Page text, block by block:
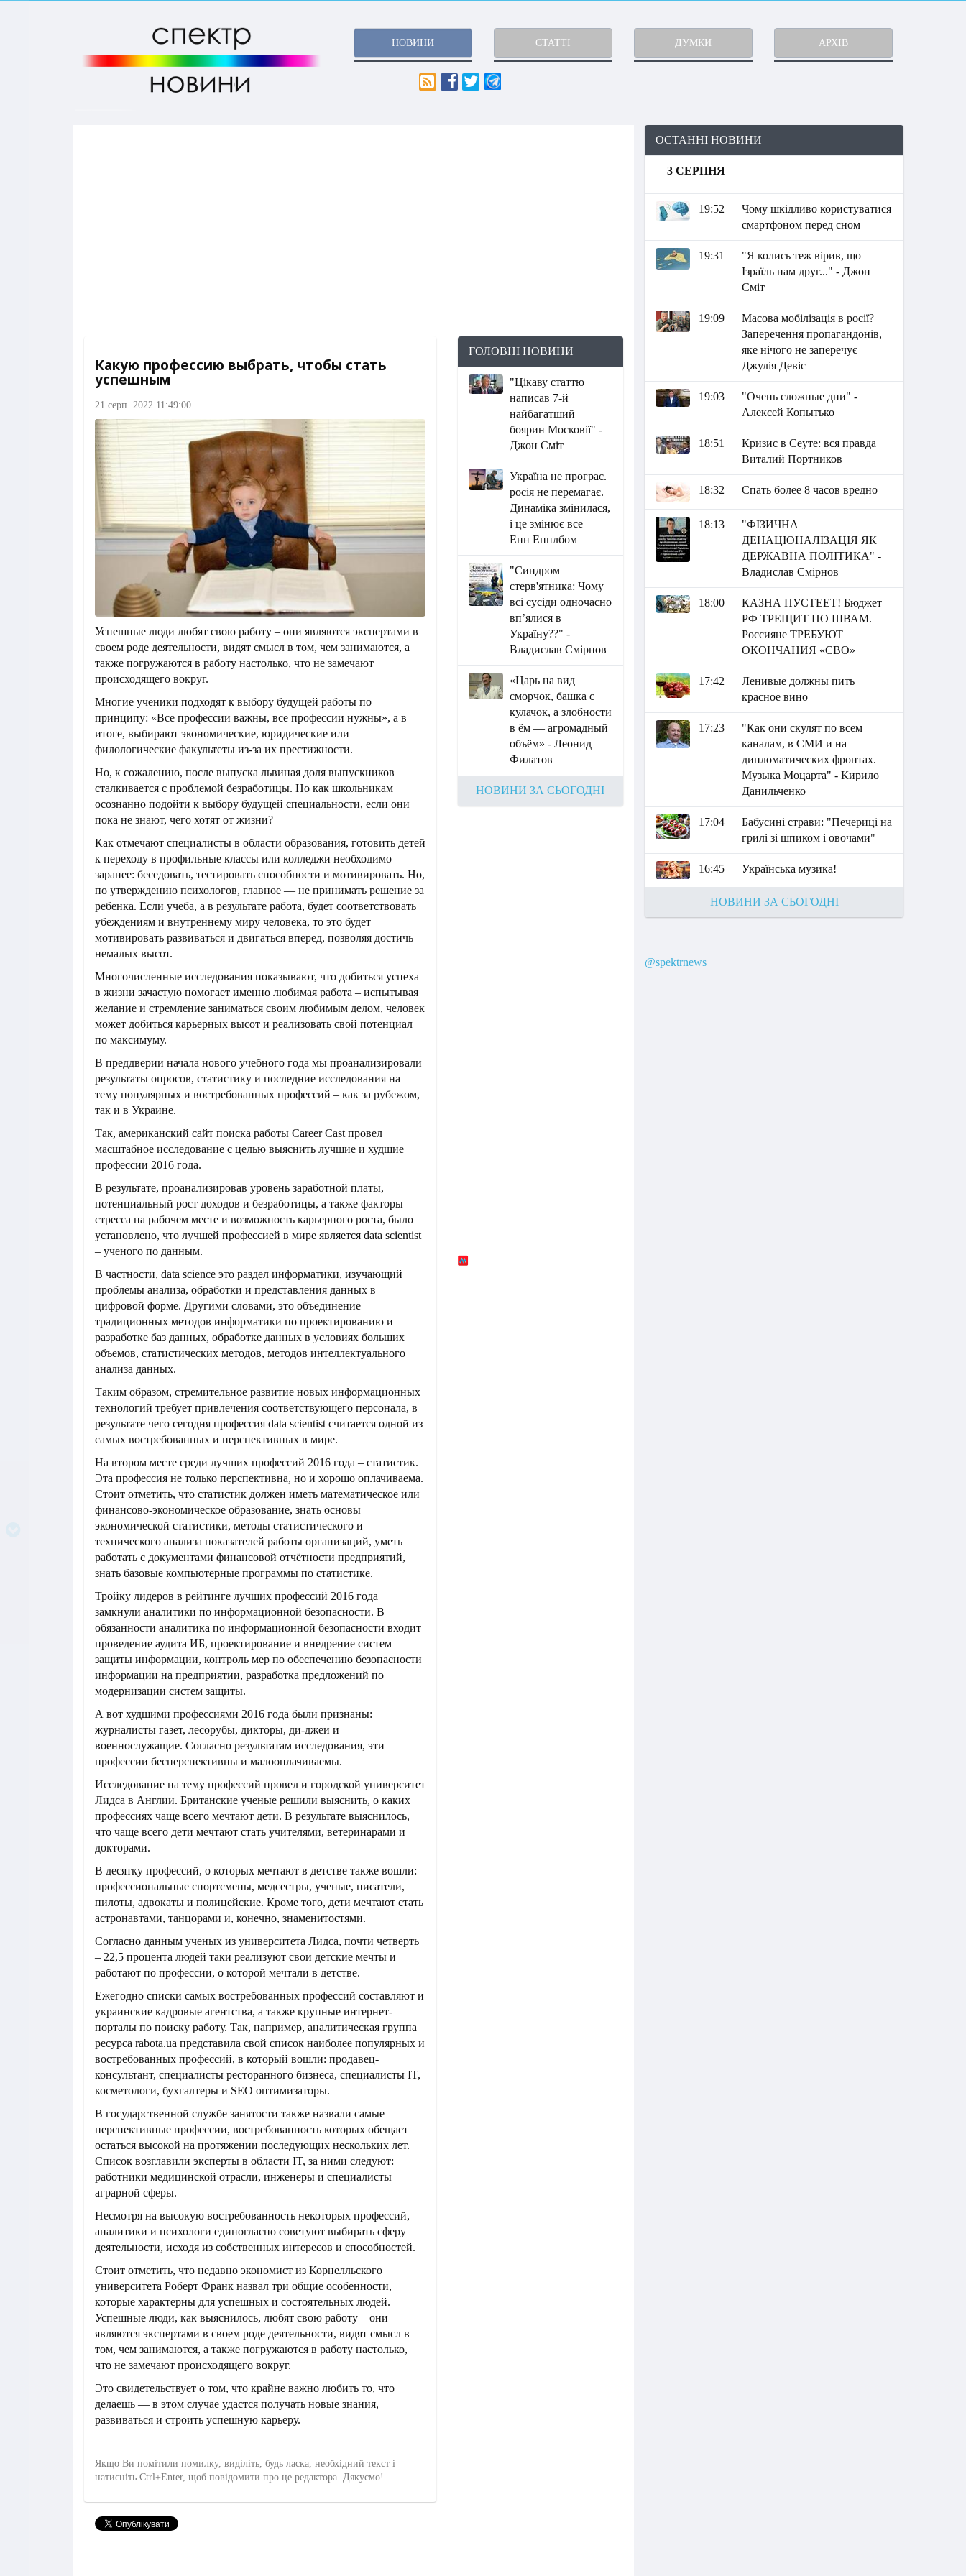
НОВИНИ СТАТТІ ДУМКИ АРХІВ
Какую профессию выбрать, чтобы стать
успешным
21 серп. 2022 11:49:00
Успешные люди любят свою работу – они являются экспертами в
своем роде деятельности, видят смысл в том, чем занимаются, а
также погружаются в работу настолько, что не замечают
происходящего вокруг.
Многие ученики подходят к выбору будущей работы по
принципу: «Все профессии важны, все профессии нужны», а в
итоге, выбирают экономические, юридические или
филологические факультеты из-за их престижности.
Но, к сожалению, после выпуска львиная доля выпускников
сталкивается с проблемой безработицы. Но как школьникам
осознанно подойти к выбору будущей специальности, если они
пока не знают, чего хотят от жизни?
Как отмечают специалисты в области образования, готовить детей
к переходу в профильные классы или колледжи необходимо
заранее: беседовать, тестировать способности и мотивировать. Но,
по утверждению психологов, главное — не принимать решение за
ребенка. Если учеба, а в результате работа, будет соответствовать
убеждениям и внутреннему миру человека, то это будет
мотивировать развиваться и двигаться вперед, позволяя достичь
немалых высот.
Многочисленные исследования показывают, что добиться успеха
в жизни зачастую помогает именно любимая работа – испытывая
желание и стремление заниматься своим любимым делом, человек
может добиться карьерных высот и реализовать свой потенциал
по максимуму.
В преддверии начала нового учебного года мы проанализировали
результаты опросов, статистику и последние исследования на
тему популярных и востребованных профессий – как за рубежом,
так и в Украине.
Так, американский сайт поиска работы Career Cast провел
масштабное исследование с целью выяснить лучшие и худшие
профессии 2016 года.
В результате, проанализировав уровень заработной платы,
потенциальный рост доходов и безработицы, а также факторы
стресса на рабочем месте и возможность карьерного роста, было
установлено, что лучшей профессией в мире является data scientist
– ученого по данным.
В частности, data science это раздел информатики, изучающий
проблемы анализа, обработки и представления данных в
цифровой форме. Другими словами, это объединение
традиционных методов информатики по проектированию и
разработке баз данных, обработке данных в условиях больших
объемов, статистических методов, методов интеллектуального
анализа данных.
Таким образом, стремительное развитие новых информационных
технологий требует привлечения соответствующего персонала, в
результате чего сегодня профессия data scientist считается одной из
самых востребованных и перспективных в мире.
На втором месте среди лучших профессий 2016 года – статистик.
Эта профессия не только перспективна, но и хорошо оплачиваема.
Стоит отметить, что статистик должен иметь математическое или
финансово-экономическое образование, знать основы
экономической статистики, методы статистического и
технического анализа показателей работы организаций, уметь
работать с документами финансовой отчётности предприятий,
знать базовые компьютерные программы по статистике.
Тройку лидеров в рейтинге лучших профессий 2016 года
замкнули аналитики по информационной безопасности. В
обязанности аналитика по информационной безопасности входит
проведение аудита ИБ, проектирование и внедрение систем
защиты информации, контроль мер по обеспечению безопасности
информации на предприятии, разработка предложений по
модернизации систем защиты.
А вот худшими профессиями 2016 года были признаны:
журналисты газет, лесорубы, дикторы, ди-джеи и
военнослужащие. Согласно результатам исследования, эти
профессии бесперспективны и малооплачиваемы.
Исследование на тему профессий провел и городской университет
Лидса в Англии. Британские ученые решили выяснить, о каких
профессиях чаще всего мечтают дети. В результате выяснилось,
что чаще всего дети мечтают стать учителями, ветеринарами и
докторами.
В десятку профессий, о которых мечтают в детстве также вошли:
профессиональные спортсмены, медсестры, ученые, писатели,
пилоты, адвокаты и полицейские. Кроме того, дети мечтают стать
астронавтами, танцорами и, конечно, знаменитостями.
Согласно данным ученых из университета Лидса, почти четверть
– 22,5 процента людей таки реализуют свои детские мечты и
работают по профессии, о которой мечтали в детстве.
Ежегодно списки самых востребованных профессий составляют и
украинские кадровые агентства, а также крупные интернет-
порталы по поиску работу. Так, например, аналитическая группа
ресурса rabota.ua представила свой список наиболее популярных и
востребованных профессий, в который вошли: продавец-
консультант, специалисты ресторанного бизнеса, специалисты IT,
косметологи, бухгалтеры и SEO оптимизаторы.
В государственной службе занятости также назвали самые
перспективные профессии, востребованность которых обещает
остаться высокой на протяжении последующих нескольких лет.
Список возглавили эксперты в области IT, за ними следуют:
работники медицинской отрасли, инженеры и специалисты
аграрной сферы.
Несмотря на высокую востребованность некоторых профессий,
аналитики и психологи единогласно советуют выбирать сферу
деятельности, исходя из собственных интересов и способностей.
Стоит отметить, что недавно экономист из Корнелльского
университета Роберт Франк назвал три общие особенности,
которые характерны для успешных и состоятельных людей.
Успешные люди, как выяснилось, любят свою работу – они
являются экспертами в своем роде деятельности, видят смысл в
том, чем занимаются, а также погружаются в работу настолько,
что не замечают происходящего вокруг.
Это свидетельствует о том, что крайне важно любить то, что
делаешь — в этом случае удастся получать новые знания,
развиваться и строить успешную карьеру.
Якщо Ви помітили помилку, виділіть, будь ласка, необхідний текст і
натисніть Ctrl+Enter, щоб повідомити про це редактора. Дякуємо!
ГОЛОВНІ НОВИНИ
"Цікаву статтю
написав 7-й
найбагатший
боярин Московії" -
Джон Сміт
Україна не програє.
росія не перемагає.
Динаміка змінилася,
і це змінює все –
Енн Епплбом
"Синдром
стерв'ятника: Чому
всі сусіди одночасно
вп’ялися в
Україну??" -
Владислав Смірнов
«Царь на вид
сморчок, башка с
кулачок, а злобности
в ём — агромадный
объём» - Леонид
Филатов
НОВИНИ ЗА СЬОГОДНІ
ОСТАННІ НОВИНИ
3 СЕРПНЯ
19:52
Чому шкідливо користуватися
смартфоном перед сном
19:31
"Я колись теж вірив, що
Ізраїль нам друг..." - Джон
Сміт
19:09
Масова мобілізація в росії?
Заперечення пропагандонів,
яке нічого не заперечує –
Джулія Девіс
19:03
"Очень сложные дни" -
Алексей Копытько
18:51
Кризис в Сеуте: вся правда |
Виталий Портников
18:32 Спать более 8 часов вредно
18:13
"ФІЗИЧНА
ДЕНАЦІОНАЛІЗАЦІЯ ЯК
ДЕРЖАВНА ПОЛІТИКА" -
Владислав Смірнов
18:00
КАЗНА ПУСТЕЕТ! Бюджет
РФ ТРЕЩИТ ПО ШВАМ.
Россияне ТРЕБУЮТ
ОКОНЧАНИЯ «СВО»
17:42
Ленивые должны пить
красное вино
17:23
"Как они скулят по всем
каналам, в СМИ и на
дипломатических фронтах.
Музыка Моцарта" - Кирило
Данильченко
17:04
Бабусині страви: "Печериці на
грилі зі шпиком і овочами"
16:45 Українська музика!
НОВИНИ ЗА СЬОГОДНІ
@spektrnews